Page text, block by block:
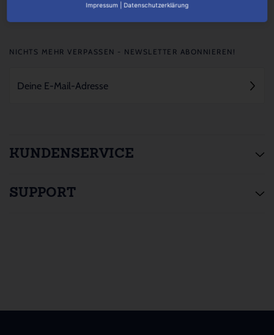
KUNDENSERVICE
SUPPORT
NICHTS MEHR VERPASSEN - NEWSLETTER ABONNIEREN!
Impressum Datenschutzerklärung